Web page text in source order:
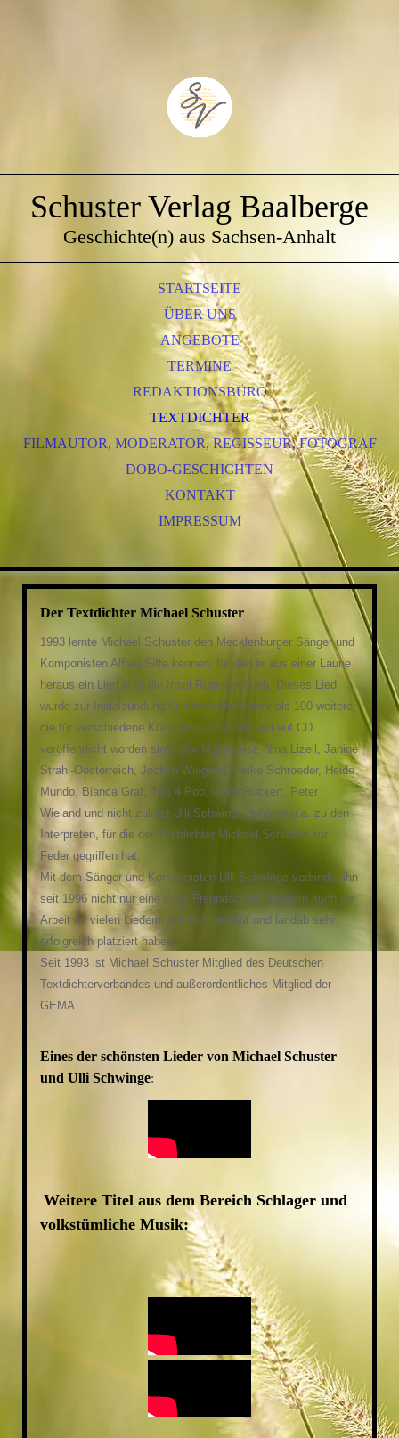
Schuster Verlag Baalberge
Geschichte(n) aus Sachsen-Anhalt
STARTSEITE
ÜBER UNS
ANGEBOTE
TERMINE
REDAKTIONSBÜRO
TEXTDICHTER
FILMAUTOR, MODERATOR, REGISSEUR, FOTOGRAF
DOBO-GESCHICHTEN
KONTAKT
IMPRESSUM
Der Textdichter Michael Schuster
1993 lernte Michael Schuster den Mecklenburger Sänger und
Komponisten Alfred Sitte kennen, für den er aus einer Laune
heraus ein Lied über die Insel Rügen schrieb. Dieses Lied
wurde zur Initialzündung für inzwischen mehr als 100 weitere,
die für verschiedene Künstler entstanden und auf CD
veröffentlicht worden sind. Siw Malmkwist, Nina Lizell, Janine
Strahl-Oesterreich, Jochen Wiegand, Heike Schroeder, Heide
Mundo, Bianca Graf, Two 4 Pop, Gaby Rückert, Peter
Wieland und nicht zuletzt Ulli Schwinge gehören u.a. zu den
Interpreten, für die der Textdichter Michael Schuster zur
Feder gegriffen hat.
Mit dem Sänger und Komponisten Ulli Schwinge verbindet ihn
seit 1996 nicht nur eine enge Freundschaft, sondern auch die
Arbeit an vielen Liedern, die sich landauf und landab sehr
erfolgreich platziert haben.
Seit 1993 ist Michael Schuster Mitglied des Deutschen
Textdichterverbandes und außerordentliches Mitglied der
GEMA.
Eines der schönsten Lieder von Michael Schuster
und Ulli Schwinge:
Weitere Titel aus dem Bereich Schlager und
volkstümliche Musik: